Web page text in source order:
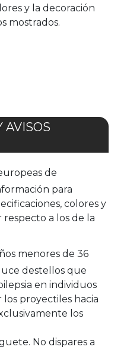
y la decoración
mostrados.
AVISOS
de
para
colores y
a los de la
menores de 36
destellos que
en individuos
los proyectiles hacia
los
No dispares a